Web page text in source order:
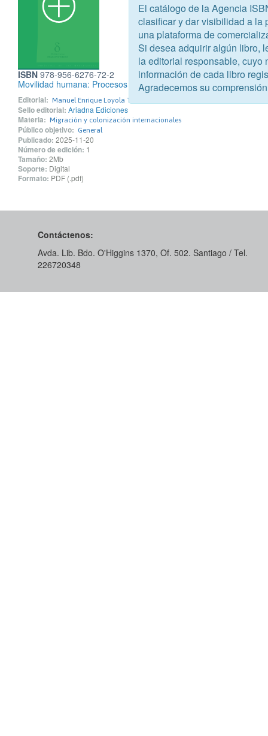
ISBN 978-956-6276-72-2
Movilidad humana: Procesos migratorios en sus dinámicas
Editorial: Manuel Enrique Loyola Tapia Servicios Editoriales E.I.R.L. - Ariadna
Sello editorial: Ariadna Ediciones
Materia: Migración y colonización internacionales
Público objetivo: General
Publicado: 2025-11-20
Número de edición: 1
Tamaño: 2Mb
Soporte: Digital
Formato: PDF (.pdf)
Contáctenos:
Avda. Lib. Bdo. O'Higgins 1370, Of. 502. Santiago / Tel.
226720348
El catálogo de la Agencia
clasificar y dar visibilidad a la
una plataforma de
Si desea adquirir algún libro,
la editorial responsable, cuyo
información de cada libro
Agradecemos su